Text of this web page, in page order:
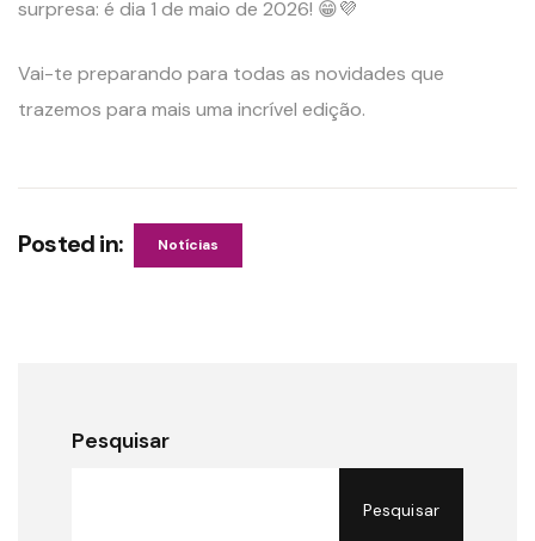
surpresa: é dia 1 de maio de 2026! 😁💜
Vai-te preparando para todas as novidades que
trazemos para mais uma incrível edição.
Posted in: Notícias
Pesquisar
Pesquisar